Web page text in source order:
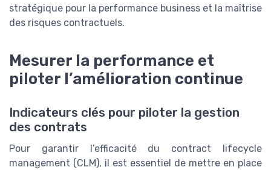
stratégique pour la performance business et la maîtrise
des risques contractuels.
Mesurer la performance et
piloter l’amélioration continue
Indicateurs clés pour piloter la gestion
des contrats
Pour garantir l’efficacité du contract lifecycle
management (CLM), il est essentiel de mettre en place